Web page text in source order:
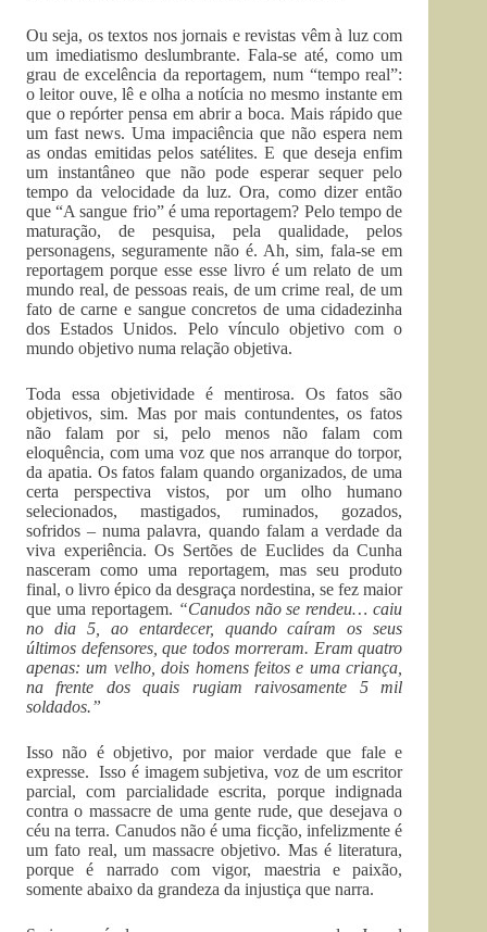
Ou seja, os textos nos jornais e revistas vêm à luz com
um imediatismo deslumbrante. Fala-se até, como um
grau de excelência da reportagem, num “tempo real”:
o leitor ouve, lê e olha a notícia no mesmo instante em
que o repórter pensa em abrir a boca. Mais rápido que
um fast news. Uma impaciência que não espera nem
as ondas emitidas pelos satélites. E que deseja enfim
um instantâneo que não pode esperar sequer pelo
tempo da velocidade da luz. Ora, como dizer então
que “A sangue frio” é uma reportagem? Pelo tempo de
maturação, de pesquisa, pela qualidade, pelos
personagens, seguramente não é. Ah, sim, fala-se em
reportagem porque esse esse livro é um relato de um
mundo real, de pessoas reais, de um crime real, de um
fato de carne e sangue concretos de uma cidadezinha
dos Estados Unidos. Pelo vínculo objetivo com o
mundo objetivo numa relação objetiva.
Toda essa objetividade é mentirosa. Os fatos são
objetivos, sim. Mas por mais contundentes, os fatos
não falam por si, pelo menos não falam com
eloquência, com uma voz que nos arranque do torpor,
da apatia. Os fatos falam quando organizados, de uma
certa perspectiva vistos, por um olho humano
selecionados, mastigados, ruminados, gozados,
sofridos – numa palavra, quando falam a verdade da
viva experiência. Os Sertões de Euclides da Cunha
nasceram como uma reportagem, mas seu produto
final, o livro épico da desgraça nordestina, se fez maior
que uma reportagem. “Canudos não se rendeu… caiu
no dia 5, ao entardecer, quando caíram os seus
últimos defensores, que todos morreram. Eram quatro
apenas: um velho, dois homens feitos e uma criança,
na frente dos quais rugiam raivosamente 5 mil
soldados.”
Isso não é objetivo, por maior verdade que fale e
expresse. Isso é imagem subjetiva, voz de um escritor
parcial, com parcialidade escrita, porque indignada
contra o massacre de uma gente rude, que desejava o
céu na terra. Canudos não é uma ficção, infelizmente é
um fato real, um massacre objetivo. Mas é literatura,
porque é narrado com vigor, maestria e paixão,
somente abaixo da grandeza da injustiça que narra.